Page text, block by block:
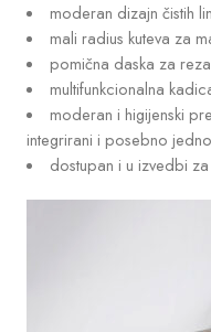
moderan dizajn čistih
mali radius kuteva za
pomična daska za
multifunkcionalna
moderan i higijenski
integrirani i posebno
dostupan i u izvedbi